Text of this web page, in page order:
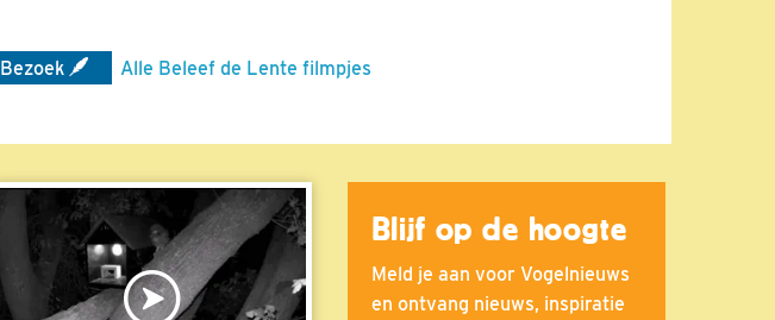
Bezoek Alle Beleef de Lente filmpjes
Blijf op de hoogte
Meld je aan voor Vogelnieuws
en ontvang nieuws, inspiratie